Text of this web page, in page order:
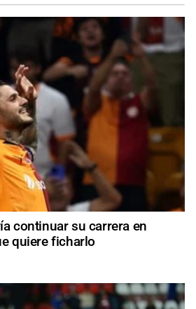
continuar su carrera en
quiere ficharlo